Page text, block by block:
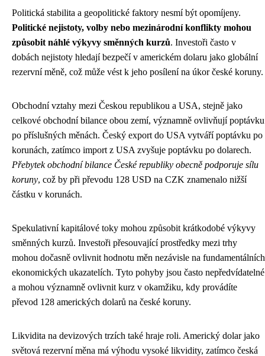
Politická stabilita a geopolitické faktory nesmí být opomíjeny.
Politické nejistoty, volby nebo mezinárodní konflikty mohou
způsobit náhlé výkyvy směnných kurzů. Investoři často v
dobách nejistoty hledají bezpečí v americkém dolaru jako globální
rezervní měně, což může vést k jeho posílení na úkor české koruny.
Obchodní vztahy mezi Českou republikou a USA, stejně jako
celkové obchodní bilance obou zemí, významně ovlivňují poptávku
po příslušných měnách. Český export do USA vytváří poptávku po
korunách, zatímco import z USA zvyšuje poptávku po dolarech.
Přebytek obchodní bilance České republiky obecně podporuje sílu
koruny, což by při převodu 128 USD na CZK znamenalo nižší
částku v korunách.
Spekulativní kapitálové toky mohou způsobit krátkodobé výkyvy
směnných kurzů. Investoři přesouvající prostředky mezi trhy
mohou dočasně ovlivnit hodnotu měn nezávisle na fundamentálních
ekonomických ukazatelích. Tyto pohyby jsou často nepředvídatelné
a mohou významně ovlivnit kurz v okamžiku, kdy provádíte
převod 128 amerických dolarů na české koruny.
Likvidita na devizových trzích také hraje roli. Americký dolar jako
světová rezervní měna má výhodu vysoké likvidity, zatímco česká